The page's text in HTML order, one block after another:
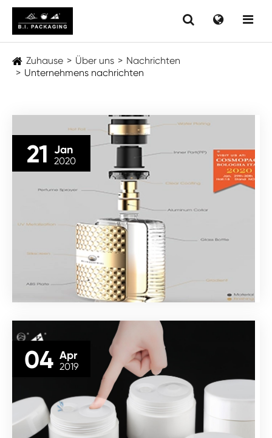
Zuhause Über uns
Nachrichten
Unternehmens nachrichten
21 Jan
2020
04 Apr
2019